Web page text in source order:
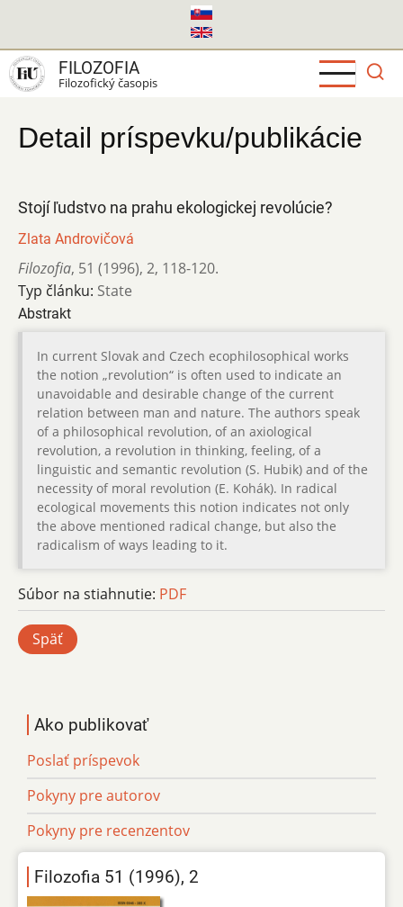
hlavný
obsah
FILOZOFIA
Filozofický časopis
Detail príspevku/publikácie
Stojí ľudstvo na prahu ekologickej revolúcie?
Zlata Androvičová
Filozofia, 51 (1996), 2, 118-120.
Typ článku: State
Abstrakt
In current Slovak and Czech ecophilosophical works
the notion „revolution“ is often used to indicate an
unavoidable and desirable change of the current
relation between man and nature. The authors speak
of a philosophical revolution, of an axiological
revolution, a revolution in thinking, feeling, of a
linguistic and semantic revolution (S. Hubik) and of the
necessity of moral revolution (E. Kohák). In radical
ecological movements this notion indicates not only
the above mentioned radical change, but also the
radicalism of ways leading to it.
Súbor na stiahnutie: PDF
Späť
Ako publikovať
Poslať príspevok
Pokyny pre autorov
Pokyny pre recenzentov
Filozofia 51 (1996), 2